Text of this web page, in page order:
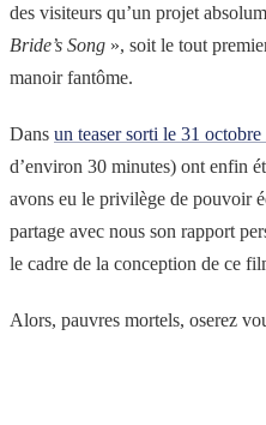
des visiteurs qu’un projet
Bride’s Song », soit le tout
manoir fantôme.
Dans un teaser sorti le 31
d’environ 30 minutes) ont enfin
avons eu le privilège de pouvoir
partage avec nous son rapport
le cadre de la conception de ce
Alors, pauvres mortels, oserez